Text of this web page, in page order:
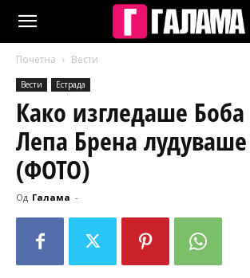
Почетна Вести
Вести Естрада
Како изгледаше Боба
Лепа Брена
(ФОТО)
Од Галама -